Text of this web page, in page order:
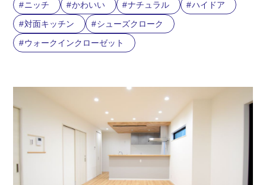
ニッチ かわいい ナチュラル
ハイドア
対面キッチン
シューズクローク
ウォークインクローゼット